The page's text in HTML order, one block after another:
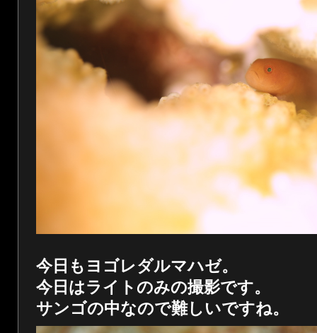
今日もヨゴレダルマハゼ。
今日はライトのみの撮影です。
サンゴの中なので難しいですね。